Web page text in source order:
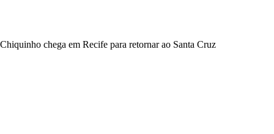
Chiquinho chega em Recife para retornar ao Santa Cruz